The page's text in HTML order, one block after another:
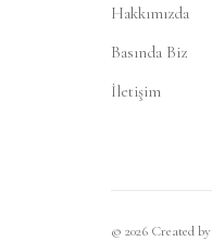
Hakkımızda
Basında Biz
İletişim
© 2026 Created by